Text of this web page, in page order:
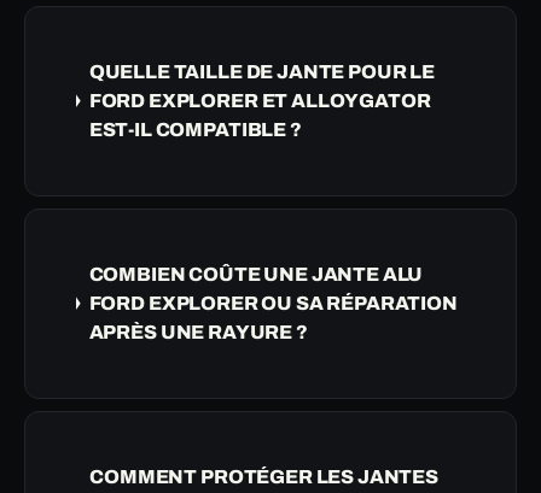
QUELLE TAILLE DE JANTE POUR LE
FORD EXPLORER ET ALLOYGATOR
EST-IL COMPATIBLE ?
COMBIEN COÛTE UNE JANTE ALU
FORD EXPLORER OU SA RÉPARATION
APRÈS UNE RAYURE ?
COMMENT PROTÉGER LES JANTES